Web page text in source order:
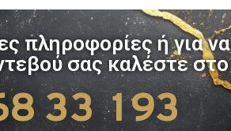
πληροφορίες ή για να
σας καλέστε στο
33 193